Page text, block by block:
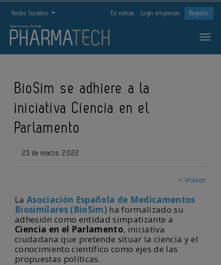
Redes Sociales Es noticia Login empresas Registro
BioSim se adhiere a la
iniciativa Ciencia en el
Parlamento
23 de marzo, 2022
< Volver
La Asociación Española de Medicamentos
Biosimilares (BioSim) ha formalizado su
adhesión como entidad simpatizante a
Ciencia en el Parlamento, iniciativa
ciudadana que pretende situar la ciencia y el
conocimiento científico como ejes de las
propuestas políticas.